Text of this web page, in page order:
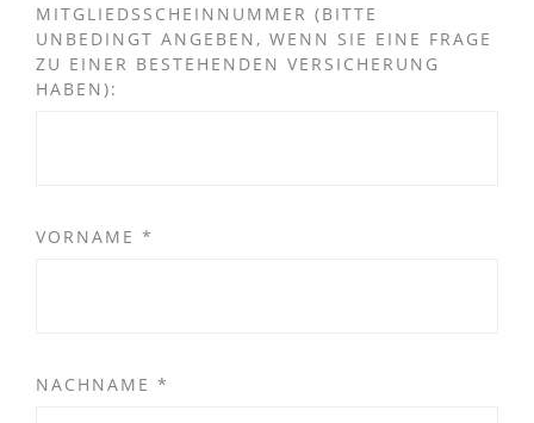
MITGLIEDSSCHEINNUMMER (BITTE
UNBEDINGT ANGEBEN, WENN SIE EINE FRAGE
ZU EINER BESTEHENDEN VERSICHERUNG
HABEN):
VORNAME *
NACHNAME *